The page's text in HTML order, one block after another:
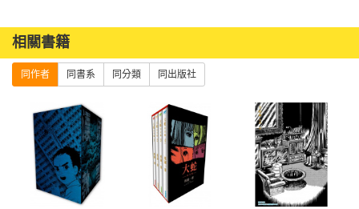
相關書籍
同作者 同書系 同分類 同出版社